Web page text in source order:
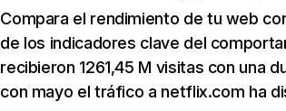
Compara el rendimiento de tu web
de los indicadores clave del
recibieron 1261,45 M visitas con una
con mayo el tráfico a netflix.com ha